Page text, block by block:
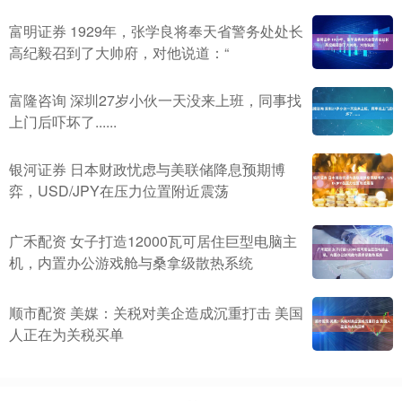
富明证券 1929年，张学良将奉天省警务处处长
高纪毅召到了大帅府，对他说道：“
富隆咨询 深圳27岁小伙一天没来上班，同事找
上门后吓坏了......
银河证券 日本财政忧虑与美联储降息预期博
弈，USD/JPY在压力位置附近震荡
广禾配资 女子打造12000瓦可居住巨型电脑主
机，内置办公游戏舱与桑拿级散热系统
顺市配资 美媒：关税对美企造成沉重打击 美国
人正在为关税买单